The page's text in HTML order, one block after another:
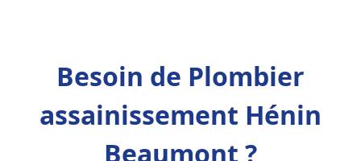
Besoin de Plombier
assainissement Hénin
Beaumont ?